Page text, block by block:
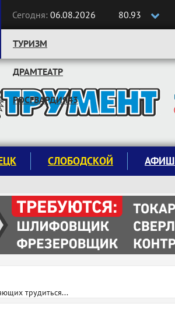
Сегодня: 06.08.2026 80.93
ТУРИЗМ
ДРАМТЕАТР
РОСГВАРДИЯ43
СЛОБОДСКОЙ
трудиться...